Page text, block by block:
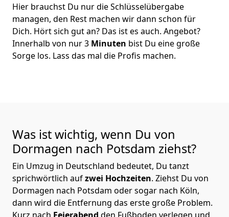
Hier brauchst Du nur die Schlüsselübergabe
managen, den Rest machen wir dann schon für
Dich. Hört sich gut an? Das ist es auch. Angebot?
Innerhalb von nur 3 Minuten bist Du eine große
Sorge los. Lass das mal die Profis machen.
Was ist wichtig, wenn Du von
Dormagen nach Potsdam ziehst?
Ein Umzug in Deutschland bedeutet, Du tanzt
sprichwörtlich aufzwei Hochzeiten. Ziehst Du von
Dormagen nach Potsdam oder sogar nach Köln,
dann wird die Entfernung das erste große Problem.